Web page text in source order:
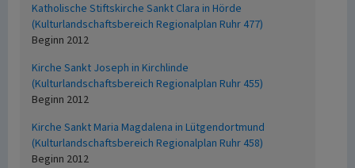
Katholische Stiftskirche Sankt Clara in Hörde
(Kulturlandschaftsbereich Regionalplan Ruhr 477)
Beginn 2012
Kirche Sankt Joseph in Kirchlinde
(Kulturlandschaftsbereich Regionalplan Ruhr 455)
Beginn 2012
Kirche Sankt Maria Magdalena in Lütgendortmund
(Kulturlandschaftsbereich Regionalplan Ruhr 458)
Beginn 2012